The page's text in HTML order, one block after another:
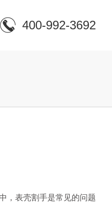
400-992-3692
，表壳割手是常见的问题